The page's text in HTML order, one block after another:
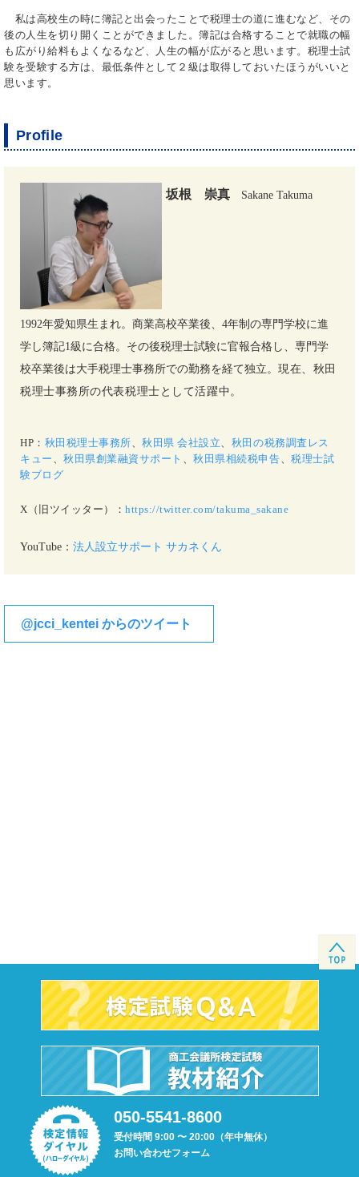
私は高校生の時に簿記と出会ったことで税理士の道に進むなど、その
後の人生を切り開くことができました。簿記は合格することで就職の幅
も広がり給料もよくなるなど、人生の幅が広がると思います。税理士試
験を受験する方は、最低条件として２級は取得しておいたほうがいいと
思います。
Profile
坂根 崇真 Sakane Takuma
1992年愛知県生まれ。商業高校卒業後、4年制の専門学校に進
学し簿記1級に合格。その後税理士試験に官報合格し、専門学
校卒業後は大手税理士事務所での勤務を経て独立。 現在、秋田
税理士事務所の代表税理士として活躍中。
HP： 秋田税理士事務所 、秋田県 会社設立
秋田の税務調査レス
キュー
、秋田県創業融資サポート 、秋田県相続税申告 、税理士試
験ブログ
X（旧ツイッター）：https://twitter.com/takuma_sakane
YouTube： 法人設立サポート サカネくん
@jcci_kentei からのツイート
050-5541-8600
受付時間 9:00 〜 20:00（年中無休）
お問い合わせフォーム